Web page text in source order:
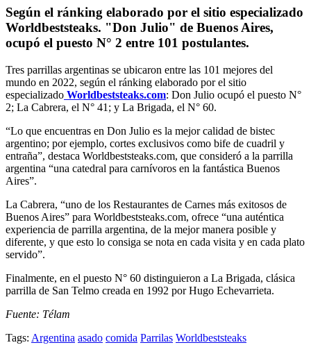
Según el ránking elaborado por el sitio especializado
Worldbeststeaks. "Don Julio" de Buenos Aires,
ocupó el puesto N° 2 entre 101 postulantes.
Tres parrillas argentinas se ubicaron entre las 101 mejores del
mundo en 2022, según el ránking elaborado por el sitio
especializado Worldbeststeaks.com: Don Julio ocupó el puesto N°
2; La Cabrera, el N° 41; y La Brigada, el N° 60.
“Lo que encuentras en Don Julio es la mejor calidad de bistec
argentino; por ejemplo, cortes exclusivos como bife de cuadril y
entraña”, destaca Worldbeststeaks.com, que consideró a la parrilla
argentina “una catedral para carnívoros en la fantástica Buenos
Aires”.
La Cabrera, “uno de los Restaurantes de Carnes más exitosos de
Buenos Aires” para Worldbeststeaks.com, ofrece “una auténtica
experiencia de parrilla argentina, de la mejor manera posible y
diferente, y que esto lo consiga se nota en cada visita y en cada plato
servido”.
Finalmente, en el puesto N° 60 distinguieron a La Brigada, clásica
parrilla de San Telmo creada en 1992 por Hugo Echevarrieta.
Fuente: Télam
Tags: Argentina asado comida Parrilas Worldbeststeaks